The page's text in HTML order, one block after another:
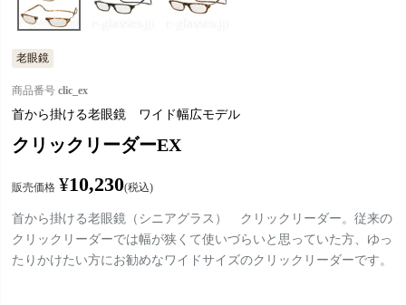
老眼鏡
商品番号 clic_ex
首から掛ける老眼鏡 ワイド幅広モデル
クリックリーダーEX
販売価格 ¥10,230 税込
首から掛ける老眼鏡（シニアグラス） クリックリーダー。従来の
クリックリーダーでは幅が狭くて使いづらいと思っていた方、ゆっ
たりかけたい方にお勧めなワイドサイズのクリックリーダーです。